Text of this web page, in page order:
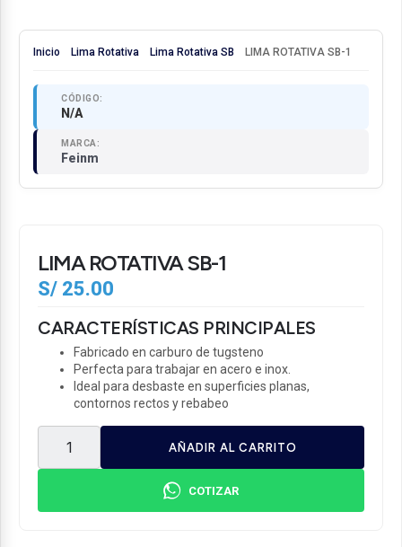
Inicio Lima Rotativa Lima Rotativa SB LIMA ROTATIVA SB-1
CÓDIGO:
N/A
MARCA:
Feinm
LIMA ROTATIVA SB-1
S/ 25.00
CARACTERÍSTICAS PRINCIPALES
Fabricado en carburo de tugsteno
Perfecta para trabajar en acero e inox.
Ideal para desbaste en superficies planas,
contornos rectos y rebabeo
AÑADIR AL CARRITO
COTIZAR